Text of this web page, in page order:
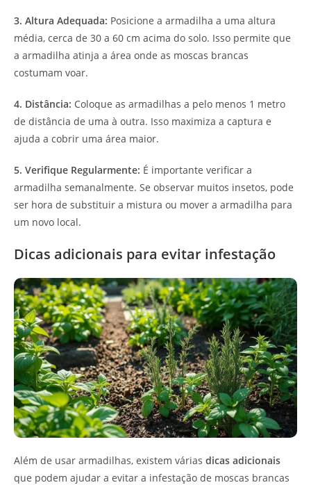
3. Altura Adequada: Posicione a armadilha a uma altura
média, cerca de 30 a 60 cm acima do solo. Isso permite que
a armadilha atinja a área onde as moscas brancas
costumam voar.
4. Distância: Coloque as armadilhas a pelo menos 1 metro
de distância de uma à outra. Isso maximiza a captura e
ajuda a cobrir uma área maior.
5. Verifique Regularmente: É importante verificar a
armadilha semanalmente. Se observar muitos insetos, pode
ser hora de substituir a mistura ou mover a armadilha para
um novo local.
Dicas adicionais para evitar infestação
Além de usar armadilhas, existem várias dicas adicionais
que podem ajudar a evitar a infestação de moscas brancas